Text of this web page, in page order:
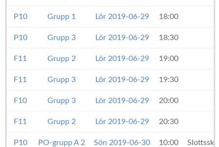
P10 Grupp 1 Lör 2019-06-29 18:00
P10 Grupp 3 Lör 2019-06-29 18:30
F11 Grupp 2 Lör 2019-06-29 19:00
F11 Grupp 3 Lör 2019-06-29 19:30
F10 Grupp 3 Lör 2019-06-29 20:00
F11 Grupp 2 Lör 2019-06-29 20:30
P10 PO-grupp A 2 Sön 2019-06-30 10:00